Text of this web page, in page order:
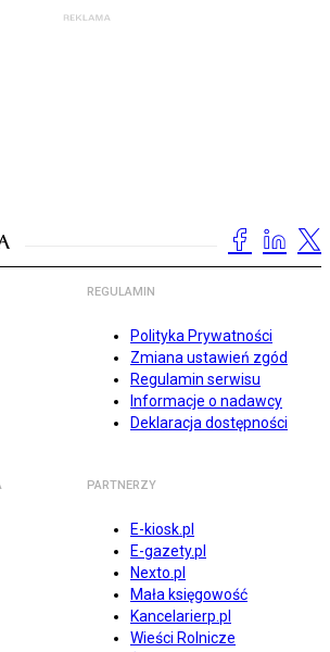
REGULAMIN
Polityka Prywatności
Zmiana ustawień zgód
Regulamin serwisu
Informacje o nadawcy
Deklaracja dostępności
PARTNERZY
E-kiosk.pl
E-gazety.pl
Nexto.pl
Mała księgowość
Kancelarierp.pl
Wieści Rolnicze